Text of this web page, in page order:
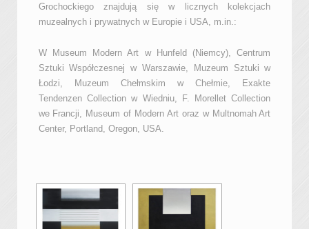
Grochockiego znajdują się w licznych kolekcjach
muzealnych i prywatnych w Europie i USA, m.in.:
W Museum Modern Art w Hunfeld (Niemcy), Centrum
Sztuki Współczesnej w Warszawie, Muzeum Sztuki w
Łodzi, Muzeum Chełmskim w Chełmie, Exakte
Tendenzen Collection w Wiedniu, F. Morellet Collection
we Francji, Museum of Modern Art oraz w Multnomah Art
Center, Portland, Oregon, USA.